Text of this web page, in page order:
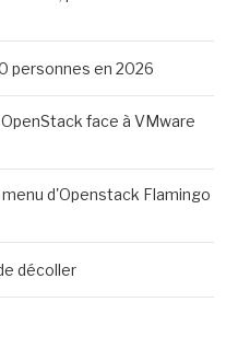
personnes en 2026
face à VMware
d'Openstack Flamingo
décoller